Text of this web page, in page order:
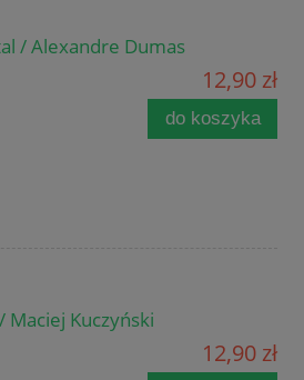
/ Alexandre Dumas
12,90 zł
do koszyka
Kuczyński
12,90 zł